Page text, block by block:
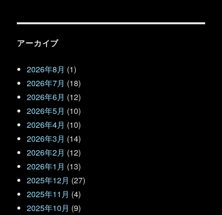
アーカイブ
2026年8月 (1)
2026年7月 (18)
2026年6月 (12)
2026年5月 (10)
2026年4月 (10)
2026年3月 (14)
2026年2月 (12)
2026年1月 (13)
2025年12月 (27)
2025年11月 (4)
2025年10月 (9)